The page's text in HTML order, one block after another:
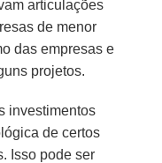
articulações
de menor
das empresas e
projetos.
investimentos
de certos
Isso pode ser